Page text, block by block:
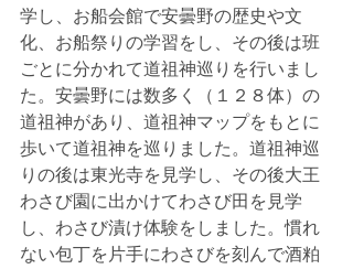
学し、お船会館で安曇野の歴史や文
化、お船祭りの学習をし、その後は班
ごとに分かれて道祖神巡りを行いまし
た。安曇野には数多く（１２８体）の
道祖神があり、道祖神マップをもとに
歩いて道祖神を巡りました。道祖神巡
りの後は東光寺を見学し、その後大王
わさび園に出かけてわさび田を見学
し、わさび漬け体験をしました。慣れ
ない包丁を片手にわさびを刻んで酒粕